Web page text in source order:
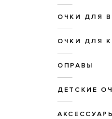
ОЧКИ ДЛЯ
ОЧКИ ДЛЯ
ОПРАВЫ
ДЕТСКИЕ